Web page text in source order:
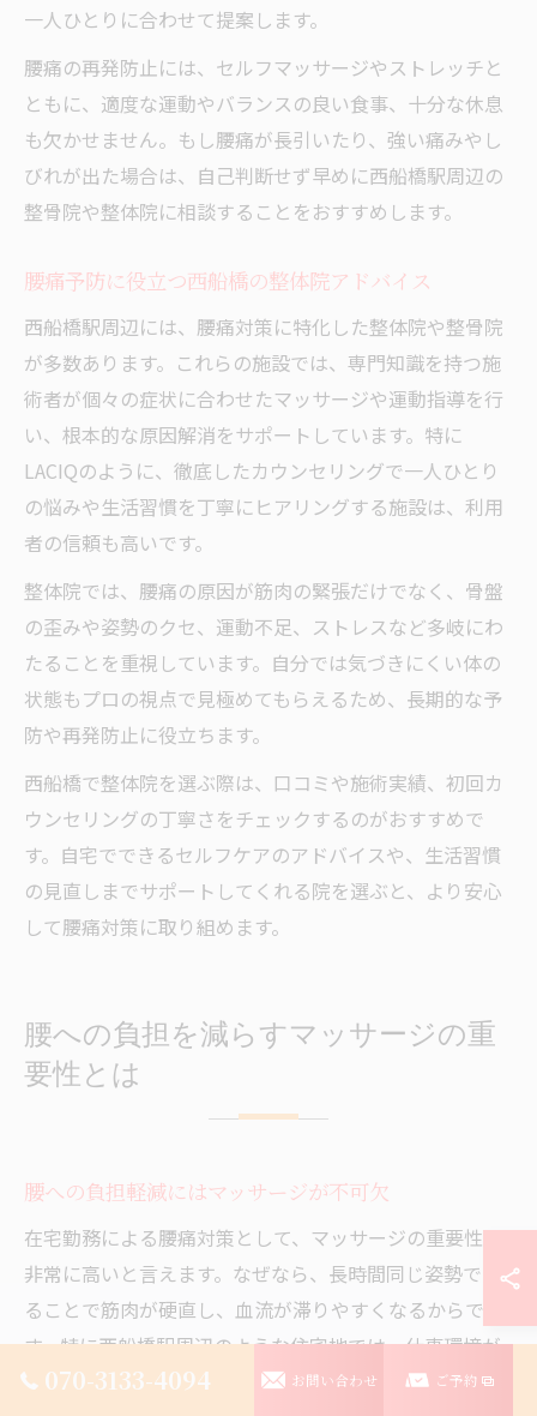
一人ひとりに合わせて提案します。
腰痛の再発防止には、セルフマッサージやストレッチと
ともに、適度な運動やバランスの良い食事、十分な休息
も欠かせません。もし腰痛が長引いたり、強い痛みやし
びれが出た場合は、自己判断せず早めに西船橋駅周辺の
整骨院や整体院に相談することをおすすめします。
腰痛予防に役立つ西船橋の整体院アドバイス
西船橋駅周辺には、腰痛対策に特化した整体院や整骨院
が多数あります。これらの施設では、専門知識を持つ施
術者が個々の症状に合わせたマッサージや運動指導を行
い、根本的な原因解消をサポートしています。特に
LACIQのように、徹底したカウンセリングで一人ひとり
の悩みや生活習慣を丁寧にヒアリングする施設は、利用
者の信頼も高いです。
整体院では、腰痛の原因が筋肉の緊張だけでなく、骨盤
の歪みや姿勢のクセ、運動不足、ストレスなど多岐にわ
たることを重視しています。自分では気づきにくい体の
状態もプロの視点で見極めてもらえるため、長期的な予
防や再発防止に役立ちます。
西船橋で整体院を選ぶ際は、口コミや施術実績、初回カ
ウンセリングの丁寧さをチェックするのがおすすめで
す。自宅でできるセルフケアのアドバイスや、生活習慣
の見直しまでサポートしてくれる院を選ぶと、より安心
して腰痛対策に取り組めます。
腰への負担を減らすマッサージの重
要性とは
腰への負担軽減にはマッサージが不可欠
在宅勤務による腰痛対策として、マッサージの重要性は
非常に高いと言えます。なぜなら、長時間同じ姿勢でい
ることで筋肉が硬直し、血流が滞りやすくなるからで
す。特に西船橋駅周辺のような住宅地では、仕事環境が
オフィスより整っていないケースも多く、腰への負担が
070-3133-4094 お問い合わせ ご予約